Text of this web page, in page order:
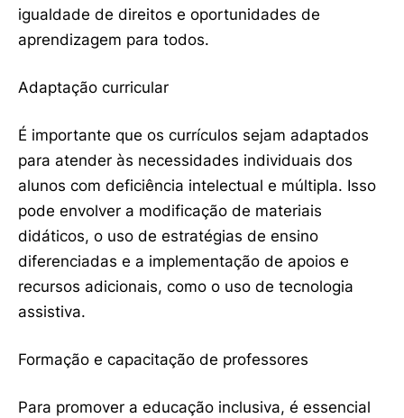
igualdade de direitos e oportunidades de
aprendizagem para todos.
Adaptação curricular
É importante que os currículos sejam adaptados
para atender às necessidades individuais dos
alunos com deficiência intelectual e múltipla. Isso
pode envolver a modificação de materiais
didáticos, o uso de estratégias de ensino
diferenciadas e a implementação de apoios e
recursos adicionais, como o uso de tecnologia
assistiva.
Formação e capacitação de professores
Para promover a educação inclusiva, é essencial